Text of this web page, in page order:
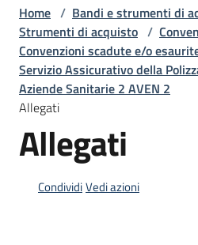
telematici
L'Agenzia
Bandi
strumenti
Home / Bandi e strumenti di
Strumenti di acquisto /
Convenzioni scadute e/o
Servizio Assicurativo della
Aziende Sanitarie 2 AVEN 2
Allegati
Allegati
CondividiVedi azioni